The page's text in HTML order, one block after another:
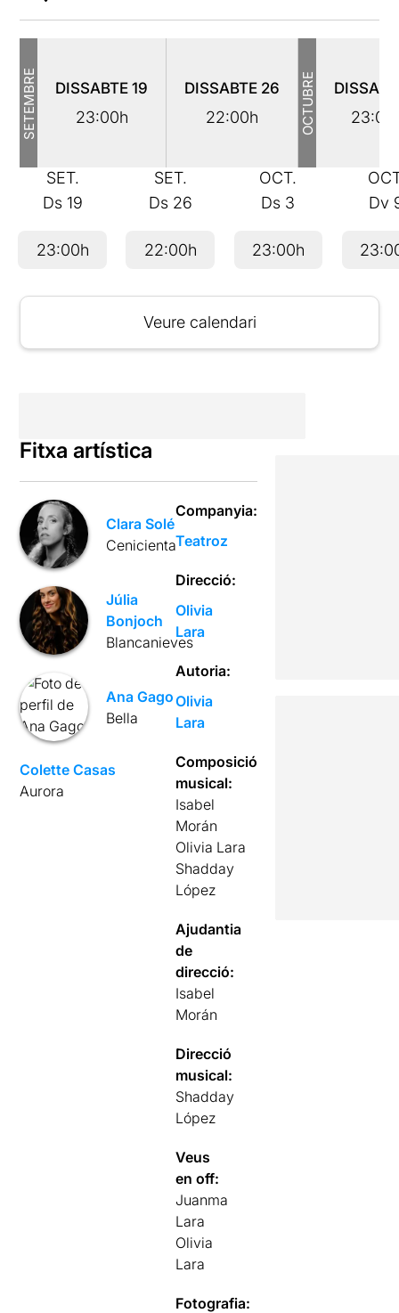
SETEMBRE DISSABTE19
23:00h
DISSABTE 26
22:00h OCTUBRE
SET.
Ds 19
23:00h
SET.
Ds 26
22:00h
OCT.
Ds 3
23:00h
Dv
Veure calendari
Fitxa artística
Clara Solé
Cenicienta
Júlia
Bonjoch
Blancanieves
Ana Gago
Bella
Colette Casas
Aurora
Companyia:
Teatroz
Direcció:
Olivia
Lara
Autoria:
Olivia
Lara
Composició
musical:
Isabel
Morán
Olivia Lara
Shadday
López
Ajudantia
de
direcció:
Isabel
Morán
Direcció
musical:
Shadday
López
Veus
en off:
Juanma
Lara
Olivia
Lara
Fotografia: